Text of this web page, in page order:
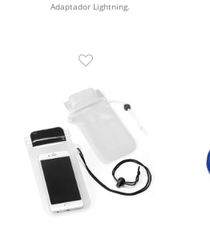
Adaptador Lightning.